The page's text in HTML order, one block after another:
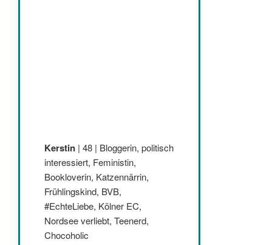
Kerstin | 48 | Bloggerin, politisch
interessiert, Feministin,
Bookloverin, Katzennärrin,
Frühlingskind, BVB,
#EchteLiebe, Kölner EC,
Nordsee verliebt, Teenerd,
Chocoholic